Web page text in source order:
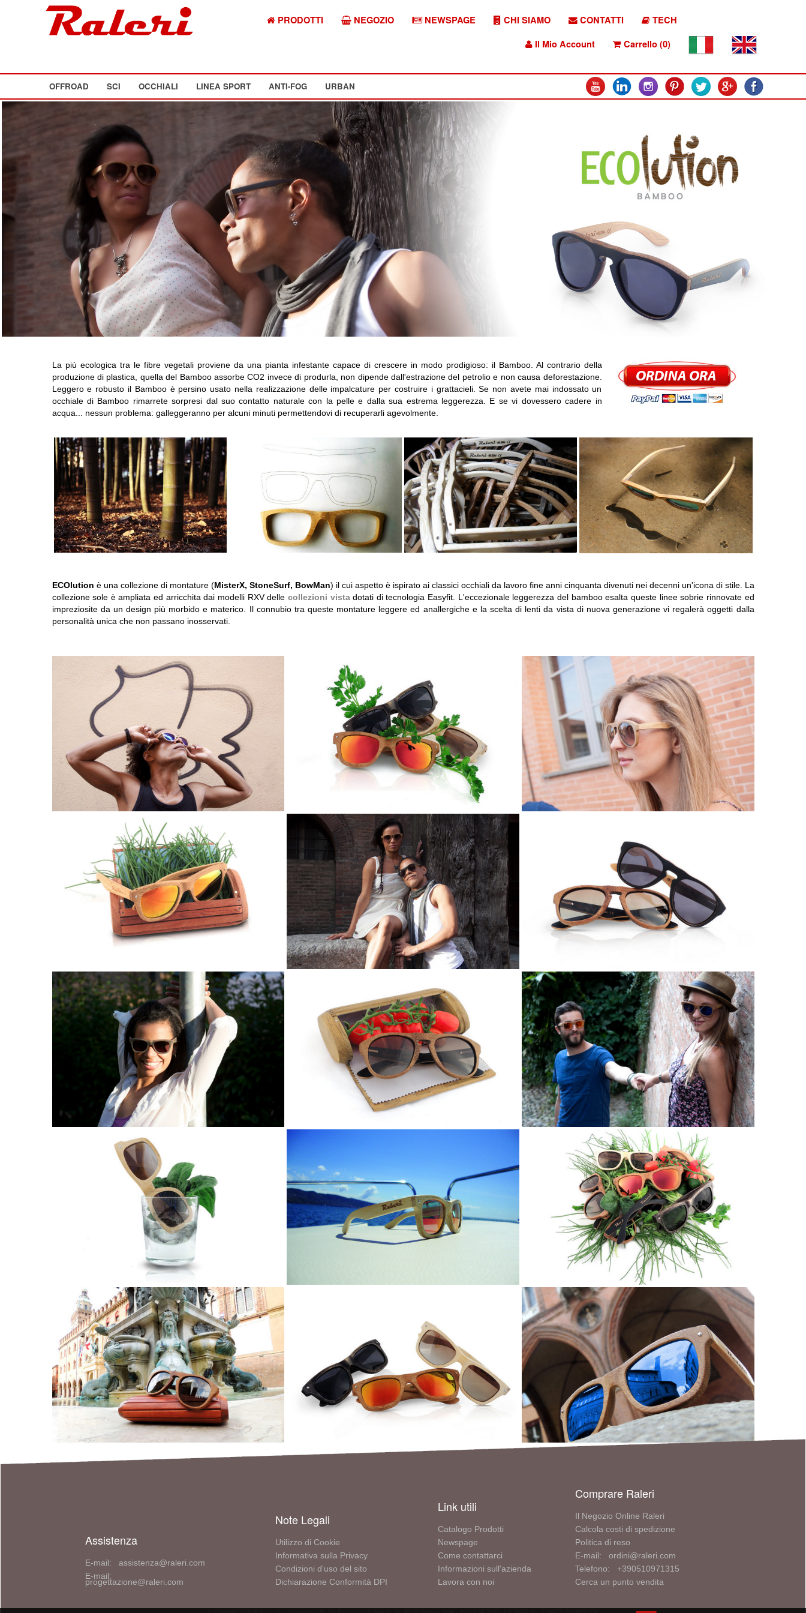
PRODOTTI NEGOZIO NEWSPAGE CHI SIAMO CONTATTI
TECH
Il Mio Account
Carrello (0)
OFFROAD SCI OCCHIALI LINEA SPORT ANTI-FOG URBAN
La più ecologica tra le fibre vegetali proviene da una pianta infestante capace di crescere in modo prodigioso: il Bamboo. Al contrario della
produzione di plastica, quella del Bamboo assorbe CO2 invece di produrla, non dipende dall'estrazione del petrolio e non causa deforestazione.
Leggero e robusto il Bamboo è persino usato nella realizzazione delle impalcature per costruire i grattacieli. Se non avete mai indossato un
occhiale di Bamboo rimarrete sorpresi dal suo contatto naturale con la pelle e dalla sua estrema leggerezza. E se vi dovessero cadere in
acqua... nessun problema: galleggeranno per alcuni minuti permettendovi di recuperarli agevolmente.
ECOlution è una collezione di montature (MisterX, StoneSurf, BowMan) il cui aspetto è ispirato ai classici occhiali da lavoro fine anni cinquanta divenuti nei decenni un'icona di stile. La
collezione sole è ampliata ed arricchita dai modelli RXV delle collezioni vistadotati di tecnologia Easyfit. L'eccezionale leggerezza del bamboo esalta queste linee sobrie rinnovate ed
impreziosite da un design più morbido e materico. Il connubio tra queste montature leggere ed anallergiche e la scelta di lenti da vista di nuova generazione vi regalerà oggetti dalla
personalità unica che non passano inosservati.
Assistenza
E-mail: assistenza@raleri.com
E-mail:
progettazione@raleri.com
Note Legali
Utilizzo di Cookie
Informativa sulla Privacy
Condizioni d'uso del sito
Dichiarazione Conformità DPI
Link utili
Catalogo Prodotti
Newspage
Come contattarci
Informazioni sull'azienda
Lavora con noi
Comprare Raleri
Il Negozio Online Raleri
Calcola costi di spedizione
Politica di reso
E-mail: ordini@raleri.com
Telefono: +390510971315
Cerca un punto vendita